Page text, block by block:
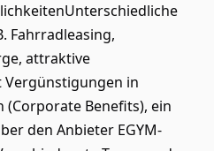
Fahrradleasing,
attraktive
in
(Corporate Benefits), ein
den Anbieter EGYM-